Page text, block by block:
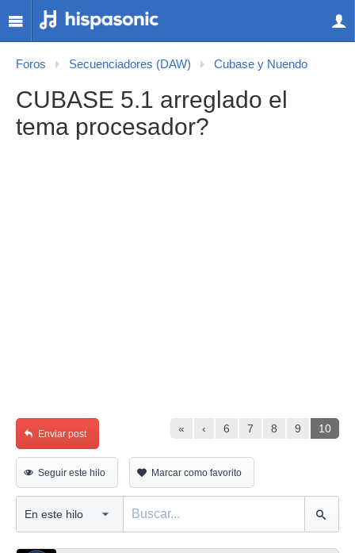
Foros Secuenciadores (DAW) Cubase y Nuendo
CUBASE 5.1 arreglado el
tema procesador?
« ‹ 6 7 8 9 10
Enviar post
Seguir este hilo Marcar como favorito